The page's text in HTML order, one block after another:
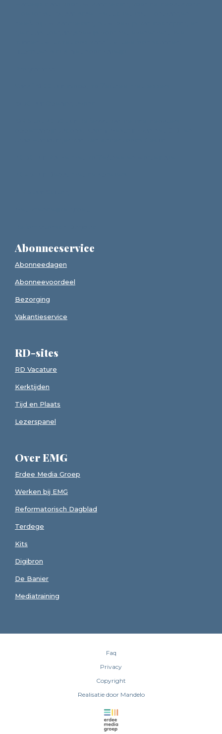
Abonneeservice
Abonneedagen
Abonneevoordeel
Bezorging
Vakantieservice
RD-sites
RD Vacature
Kerktijden
Tijd en Plaats
Lezerspanel
Over EMG
Erdee Media Groep
Werken bij EMG
Reformatorisch Dagblad
Terdege
Kits
Digibron
De Banier
Mediatraining
Faq
Privacy
Copyright
Realisatie door Mandelo